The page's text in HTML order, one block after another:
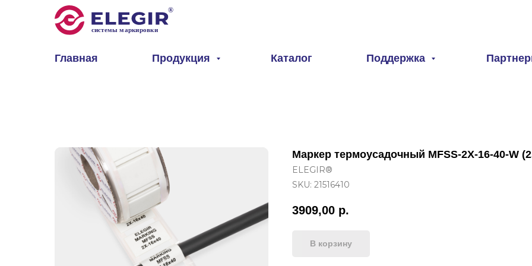
Главная Продукция Каталог Поддержка
Маркер термоусадочный MFSS-2X-16-40-W
ELEGIR®
SKU: 21516410
3909,00 р.
В корзину